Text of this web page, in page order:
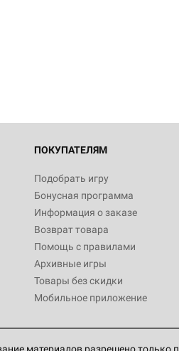
ПОКУПАТЕЛЯМ
Подобрать игру
Бонусная программа
Информация о заказе
Возврат товара
Помощь с правилами
Архивные игры
Товары без скидки
Мобильное приложение